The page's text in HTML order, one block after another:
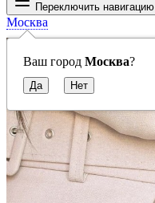
Переключить навигацию
Москва
Ваш город Москва?